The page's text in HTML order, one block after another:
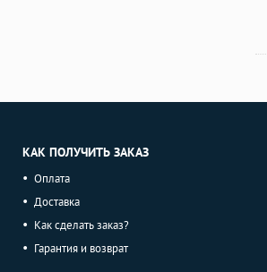
КАК ПОЛУЧИТЬ ЗАКАЗ
Оплата
Доставка
Как сделать заказ?
Гарантия и возврат